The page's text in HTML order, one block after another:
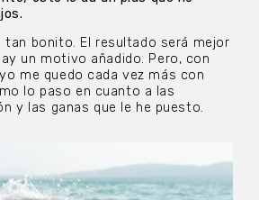
tan bonito. El resultado será mejor
un motivo añadido. Pero, con
me quedo cada vez más con
lo paso en cuanto a las
y las ganas que le he puesto.